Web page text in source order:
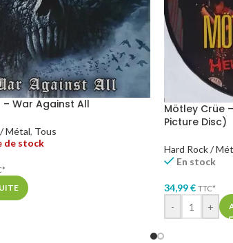
War Against All
Métal, Tous
de stock
Mötley Crüe
Picture Disc)
Hard Rock /
En stock
34,99€ TTC*
- +